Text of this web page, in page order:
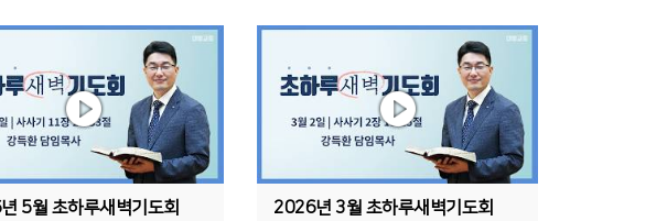
5월 초하루새벽기도회 2026년 3월 초하루새벽기도회